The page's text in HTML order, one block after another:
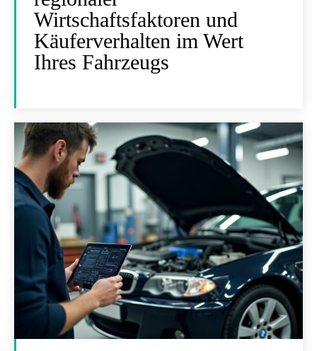
Wirtschaftsfaktoren und
Käuferverhalten im Wert
Ihres Fahrzeugs